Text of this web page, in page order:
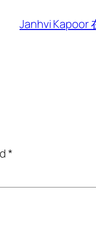
Janhvi Kapoor
*